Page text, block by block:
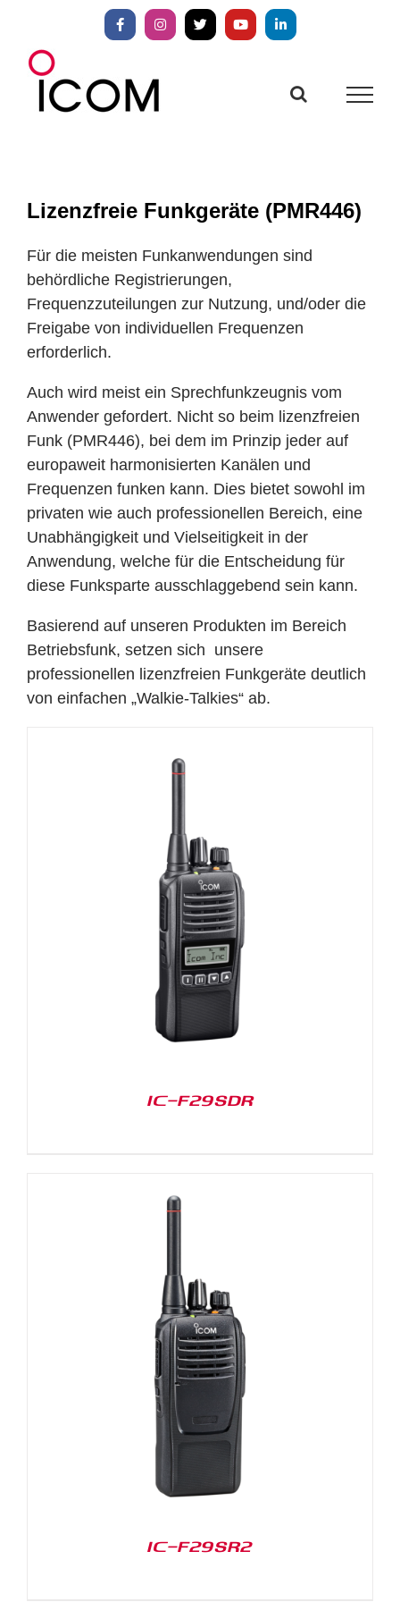
springen
FacebookInstagram
X YouTubeLinkedIn
Lizenzfreie Funkgeräte (PMR446)
Für die meisten Funkanwendungen sind
behördliche Registrierungen,
Frequenzzuteilungen zur Nutzung, und/oder die
Freigabe von individuellen Frequenzen
erforderlich.
Auch wird meist ein Sprechfunkzeugnis vom
Anwender gefordert. Nicht so beim lizenzfreien
Funk (PMR446), bei dem im Prinzip jeder auf
europaweit harmonisierten Kanälen und
Frequenzen funken kann. Dies bietet sowohl im
privaten wie auch professionellen Bereich, eine
Unabhängigkeit und Vielseitigkeit in der
Anwendung, welche für die Entscheidung für
diese Funksparte ausschlaggebend sein kann.
Basierend auf unseren Produkten im Bereich
Betriebsfunk, setzen sich unsere
professionellen lizenzfreien Funkgeräte deutlich
von einfachen „Walkie-Talkies“ ab.
IC-F29SDR
IC-F29SR2